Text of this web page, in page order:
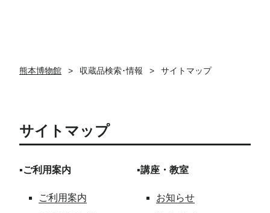
熊本博物館 収蔵品検索･情報 サイトマップ
サイトマップ
▪ご利用案内
ご利用案内
▪講座・教室
お知らせ